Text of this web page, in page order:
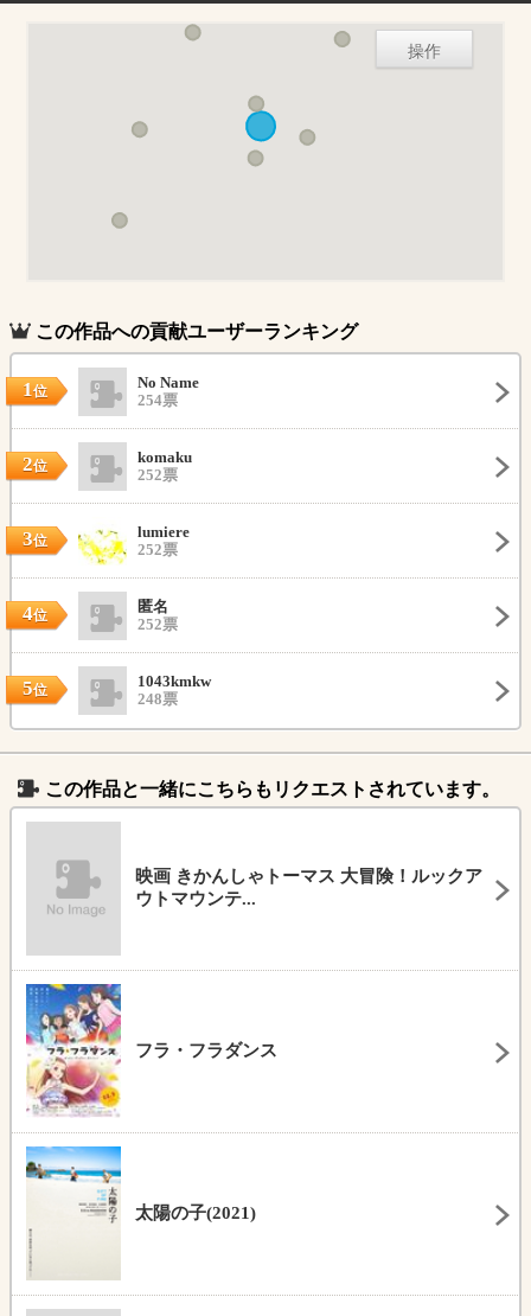
操作
この作品への貢献ユーザーランキング
1位
No Name
254票
2位
komaku
252票
3位
lumiere
252票
4位
匿名
252票
5位
1043kmkw
248票
この作品と一緒にこちらもリクエストされています。
映画 きかんしゃトーマス 大冒険！ルックア
ウトマウンテ...
フラ・フラダンス
太陽の子(2021)